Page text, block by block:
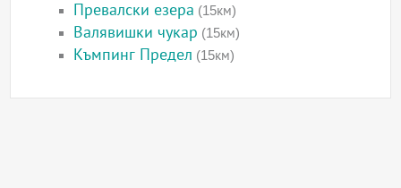
Превалски езера (15км)
Валявишки чукар (15км)
Къмпинг Предел (15км)